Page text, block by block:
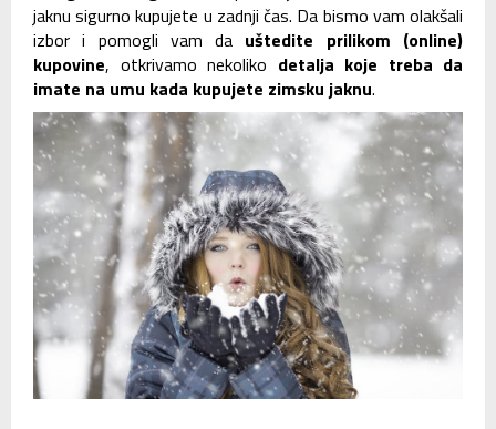
jaknu sigurno kupujete u zadnji čas. Da bismo vam olakšali
izbor i pomogli vam da uštedite prilikom (online)
kupovine, otkrivamo nekoliko detalja koje treba da
imate na umu kada kupujete zimsku jaknu.